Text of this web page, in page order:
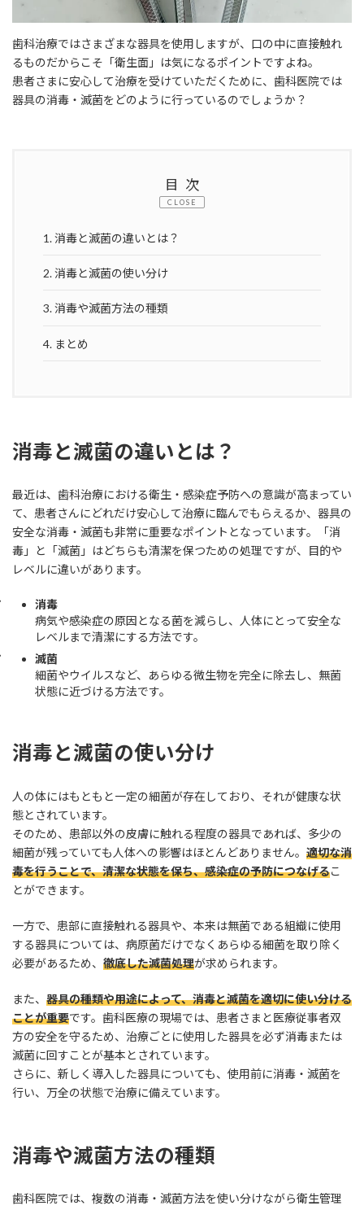
歯科治療ではさまざまな器具を使用しますが、口の中に直接触れ
るものだからこそ「衛生面」は気になるポイントですよね。
患者さまに安心して治療を受けていただくために、歯科医院では
器具の消毒・滅菌をどのように行っているのでしょうか？
目次
CLOSE
1.消毒と滅菌の違いとは？
2.消毒と滅菌の使い分け
3.消毒や滅菌方法の種類
4. まとめ
消毒と滅菌の違いとは？
最近は、歯科治療における衛生・感染症予防への意識が高まってい
て、患者さんにどれだけ安心して治療に臨んでもらえるか、器具の
安全な消毒・滅菌も非常に重要なポイントとなっています。「消
毒」と「滅菌」はどちらも清潔を保つための処理ですが、目的や
レベルに違いがあります。
消毒
病気や感染症の原因となる菌を減らし、人体にとって安全な
レベルまで清潔にする方法です。
滅菌
細菌やウイルスなど、あらゆる微生物を完全に除去し、無菌
状態に近づける方法です。
消毒と滅菌の使い分け
人の体にはもともと一定の細菌が存在しており、それが健康な状
態とされています。
そのため、患部以外の皮膚に触れる程度の器具であれば、多少の
細菌が残っていても人体への影響はほとんどありません。 適切な消
毒を行うことで、清潔な状態を保ち、感染症の予防につなげるこ
とができます。
一方で、患部に直接触れる器具や、本来は無菌である組織に使用
する器具については、病原菌だけでなくあらゆる細菌を取り除く
必要があるため、 徹底した滅菌処理が求められます。
また、 器具の種類や用途によって、消毒と滅菌を適切に使い分ける
ことが重要です。歯科医療の現場では、患者さまと医療従事者双
方の安全を守るため、治療ごとに使用した器具を必ず消毒または
滅菌に回すことが基本とされています。
さらに、新しく導入した器具についても、使用前に消毒・滅菌を
行い、万全の状態で治療に備えています。
消毒や滅菌方法の種類
歯科医院では、複数の消毒・滅菌方法を使い分けながら衛生管理